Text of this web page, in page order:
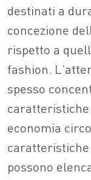
destinati a
concezione
rispetto a
fashion.
spesso
caratteristiche
economia
possono